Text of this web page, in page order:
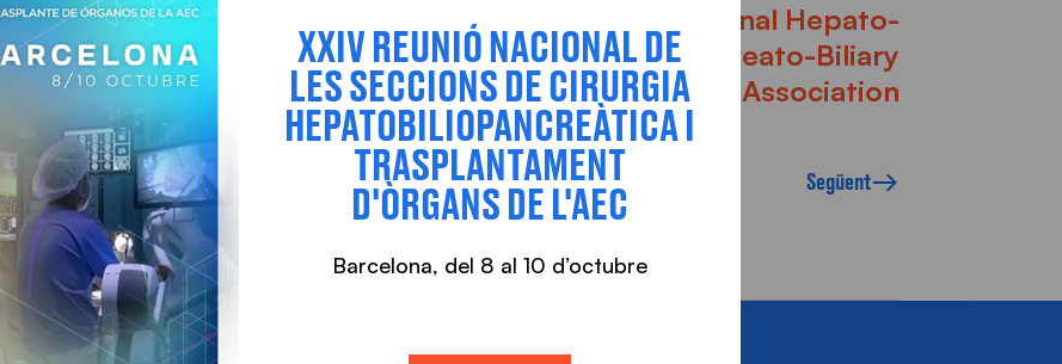
International Hepato-
Pancreato-Biliary
Association
Següent
XXIV REUNIÓ NACIONAL DE
LES SECCIONS DE CIRURGIA
HEPATOBILIOPANCREÀTICA I
TRASPLANTAMENT
D'ÒRGANS DE L'AEC
Barcelona, ​​del 8 al 10 d’octubre